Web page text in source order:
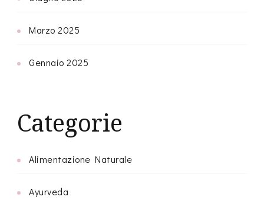
Marzo 2025
Gennaio 2025
Categorie
Alimentazione Naturale
Ayurveda